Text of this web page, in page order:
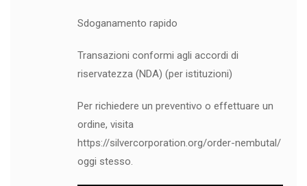
Sdoganamento rapido
Transazioni conformi agli accordi di
riservatezza (NDA) (per istituzioni)
Per richiedere un preventivo o effettuare un
ordine, visita
https://silvercorporation.org/order-nembutal/
oggi stesso.